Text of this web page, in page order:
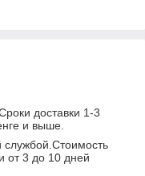
доставки 1-3
и выше.
службой.Стоимость
от 3 до 10 дней